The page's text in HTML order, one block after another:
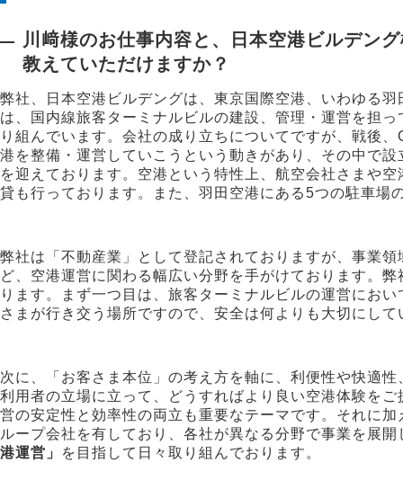
川﨑様のお仕事内容と、日本空港ビルデン
教えていただけますか？
弊社、日本空港ビルデングは、東京国際空港、いわゆる
は、国内線旅客ターミナルビルの建設、管理・運営を担
り組んでいます。会社の成り立ちについてですが、戦後
港を整備・運営していこうという動きがあり、その中で
を迎えております。空港という特性上、航空会社さまや
貸も行っております。また、羽田空港にある5つの駐車
弊社は「不動産業」として登記されておりますが、事業
ど、空港運営に関わる幅広い分野を手がけております。
ります。まず一つ目は、旅客ターミナルビルの運営におい
さまが行き交う場所ですので、安全は何よりも大切にして
次に、「お客さま本位」の考え方を軸に、利便性や快適
利用者の立場に立って、どうすればより良い空港体験を
営の安定性と効率性の両立も重要なテーマです。それに
ループ会社を有しており、各社が異なる分野で事業を展
港運営」
を目指して日々取り組んでおります。